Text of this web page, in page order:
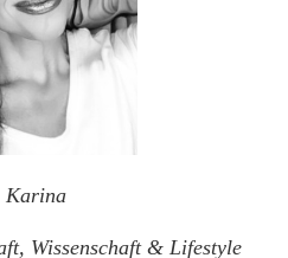
Karina
Wissenschaft & Lifestyle